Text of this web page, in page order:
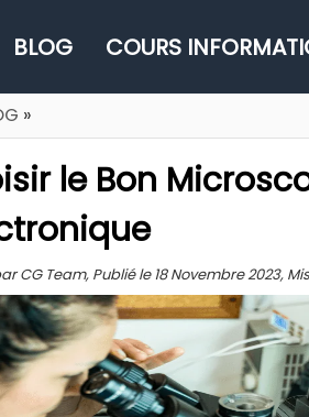
BLOG COURS
»
le Bon
CG Team, Publié le 18 Novembre 2023,